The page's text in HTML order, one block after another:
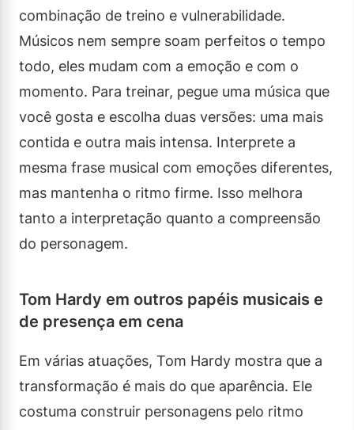
combinação de treino e vulnerabilidade.
Músicos nem sempre soam perfeitos o tempo
todo, eles mudam com a emoção e com o
momento. Para treinar, pegue uma música que
você gosta e escolha duas versões: uma mais
contida e outra mais intensa. Interprete a
mesma frase musical com emoções diferentes,
mas mantenha o ritmo firme. Isso melhora
tanto a interpretação quanto a compreensão
do personagem.
Tom Hardy em outros papéis musicais e
de presença em cena
Em várias atuações, Tom Hardy mostra que a
transformação é mais do que aparência. Ele
costuma construir personagens pelo ritmo